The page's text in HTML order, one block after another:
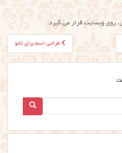
روی وبسایت قرار می گیرد.
طراحی اسم برای تاتو